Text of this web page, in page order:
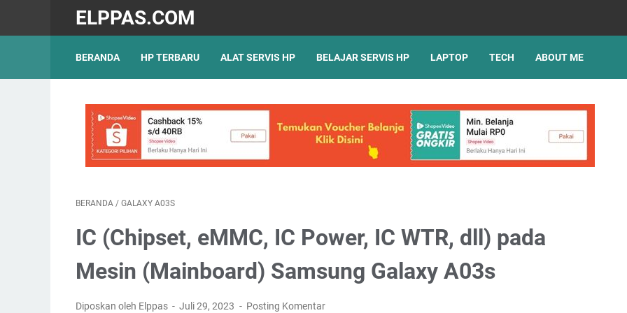
ELPPAS.COM
BERANDA HP TERBARU ALAT SERVIS HP BELAJAR SERVIS HP LAPTOP TECH ABOUT ME
BERANDA / GALAXY A03S
IC (Chipset, eMMC, IC Power, IC WTR, dll) pada
Mesin (Mainboard) Samsung Galaxy A03s
Diposkan oleh Elppas Juli 29, 2023 Posting Komentar